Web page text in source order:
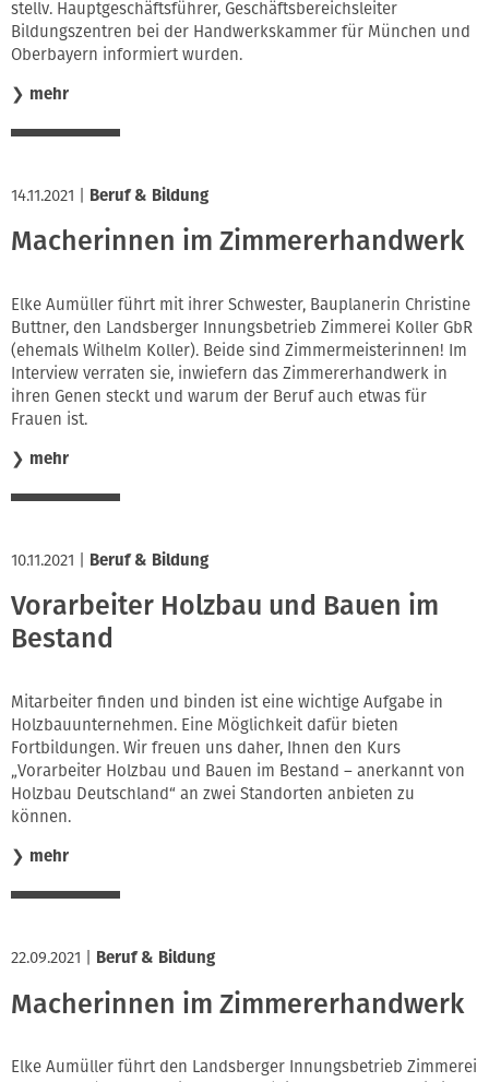
stellv. Hauptgeschäftsführer, Geschäftsbereichsleiter
Bildungszentren bei der Handwerkskammer für München und
Oberbayern informiert wurden.
❯ mehr
14.11.2021 Beruf & Bildung
Macherinnen im Zimmererhandwerk
Elke Aumüller führt mit ihrer Schwester, Bauplanerin Christine
Buttner, den Landsberger Innungsbetrieb Zimmerei Koller GbR
(ehemals Wilhelm Koller). Beide sind Zimmermeisterinnen! Im
Interview verraten sie, inwiefern das Zimmererhandwerk in
ihren Genen steckt und warum der Beruf auch etwas für
Frauen ist.
❯ mehr
10.11.2021 Beruf & Bildung
Vorarbeiter Holzbau und Bauen im
Bestand
Mitarbeiter finden und binden ist eine wichtige Aufgabe in
Holzbauunternehmen. Eine Möglichkeit dafür bieten
Fortbildungen. Wir freuen uns daher, Ihnen den Kurs
„Vorarbeiter Holzbau und Bauen im Bestand – anerkannt von
Holzbau Deutschland“ an zwei Standorten anbieten zu
können.
❯ mehr
22.09.2021 Beruf & Bildung
Macherinnen im Zimmererhandwerk
Elke Aumüller führt den Landsberger Innungsbetrieb Zimmerei